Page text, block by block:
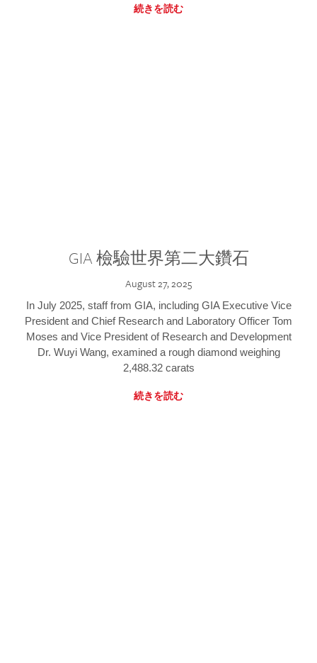
続きを読む
GIA 檢驗世界第二大鑽石
August 27, 2025
In July 2025, staff from GIA, including GIA Executive Vice
President and Chief Research and Laboratory Officer Tom
Moses and Vice President of Research and Development
Dr. Wuyi Wang, examined a rough diamond weighing
2,488.32 carats
続きを読む